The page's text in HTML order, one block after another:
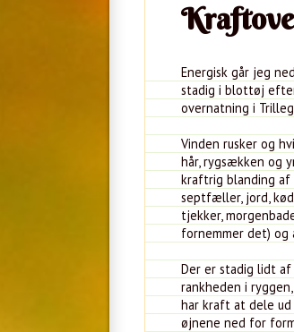
Energisk går jeg
stadig i blottøj
overnatning i
Vinden rusker og
hår, rygsækken og
kraftrig blanding
septfæller, jord,
tjekker,
fornemmer det) og
Der er stadig lidt
rankheden i
har kraft at dele ud
øjnene ned for